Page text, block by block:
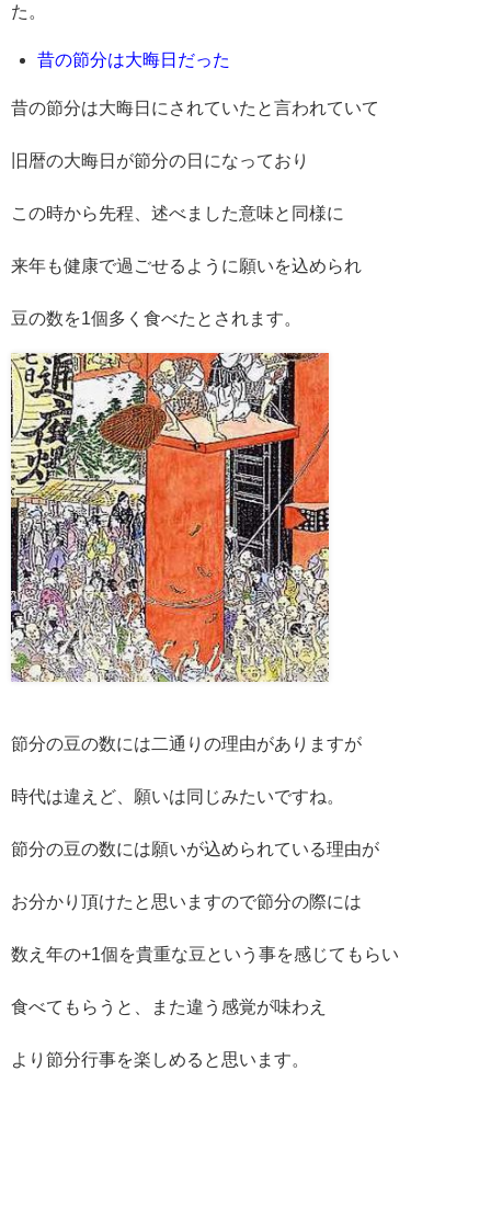
た。
昔の節分は大晦日だった
昔の節分は大晦日にされていたと言われていて
旧暦の大晦日が節分の日になっており
この時から先程、述べました意味と同様に
来年も健康で過ごせるように願いを込められ
豆の数を1個多く食べたとされます。
節分の豆の数には二通りの理由がありますが
時代は違えど、願いは同じみたいですね。
節分の豆の数には願いが込められている理由が
お分かり頂けたと思いますので節分の際には
数え年の+1個を貴重な豆という事を感じてもらい
食べてもらうと、また違う感覚が味わえ
より節分行事を楽しめると思います。